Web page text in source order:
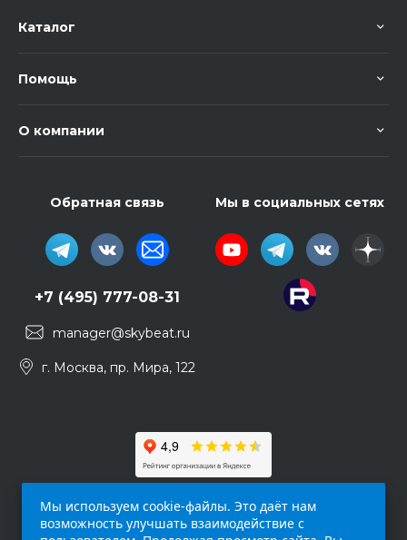
Каталог
Помощь
О компании
Обратная связь
+7 (495) 777-08-31
manager@skybeat.ru
г. Москва, пр. Мира, 122
Мы в социальных сетях
Мы используем cookie-файлы. Это даёт нам
возможность улучшать взаимодействие с